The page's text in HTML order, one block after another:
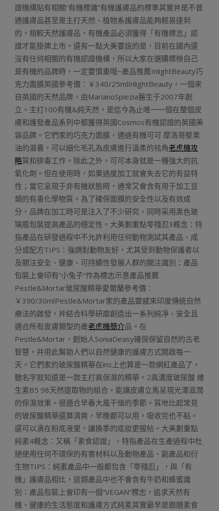
證機構貼有相關“有機標識”有機護膚品的標準其實并是不普
通護膚品甚至是主打天然、植物系護膚品能夠輕易達到
的，相較天然護膚品，有機產品必須獲得「有機標志」認
證才能掛牌上市。還有一點大美要說的是，目前在國內還
沒有任何相關的有機認證機構，所以大家在選購標榜自己
是有機的品牌時，一定要慎重哦~產品推薦InlightBeauty巧
克力面膜英國參考價：￥340/25mlInlightBeauty，一個來
自英國的天然品牌，由MarianoSpiezia醫生于2007年創
立。主打100有機&純天然，是迄今為止唯一一個在整個皮
膚和護發產品系列中都獲得英國Cosmos有機認證的英國美
容品牌。它們家的巧克力面膜，通過有機可可 摩洛哥堅果
油的滋養，可以細化毛孔為皮膚進行溫柔的祛角老虎機攻
略質和排毒工作。除此之外，可可本身就是一種強大的抗
氧化劑。但在使用時，如果過度加工就會失去它的有益特
性；當它呈現于非有機狀態時，通常又會含有用于加工豆
類的有毒化學物質。為了確保面膜的安全性以及有效成
分，品牌在加工時可是注入了不少研究，同時采用黑色玻
璃瓶包裝提高產品的穩定性。大美劃重點零殘忍3概念：特
指產品在研發過程中不允許利用任何動物測試其產品、成
分或配方TIPS：強調對動物友好，尤其受到動物保護者以
及關注安全、健康、可持續性發展人群的關注識別：產品
包裝上會印有“小兔子”作為標志示意產品推薦
Pestle&Mortar玻尿酸精華愛爾蘭參考價：
￥390/30mlPestle&Mortar家的產品靈感來印度傳統自然
療法的啟發，并結合科學研磨創造出一系列純凈、安全且
適合所有皮膚類型的產老虎機簡介品。在
Pestle&Mortar，創始人SoniaDeasy確保保留自然的古老
智慧，并用此幫助人們以自然健康的護膚方式開啟每一
天。它們家的玻尿酸精華在ins上也算是一款網紅產品了，
聽名字就知道是一款主打高保濕的精華。2高濃度玻尿酸 維
生素B5 98天然提取物的組合，能讓皮膚立馬呈現光澤滋潤
的保濕效果。很適合早春大風干燥的季節。質地比起常見
的玻尿酸精華還算清爽，早晚都可以用，吸收完也不粘。
還可以滴在粉底液里，讓換季的底妝更服帖。大美劃重點
純素4概念：又稱「素食認證」，特指產品在生產過程中杜
絕使用任何不環保的有害材料以及動物產品、副產品和衍
生物TIPS：純素產品中一般都包含「零殘忍」，與「有
機」護膚品相比，這類產品中也不會含有牛奶和蜂蜜識
別：產品包裝上會印有一個“VEGAN”標志，追求天然有
機、健康的生活態度和護膚方式純素其實最早是跟隨素食